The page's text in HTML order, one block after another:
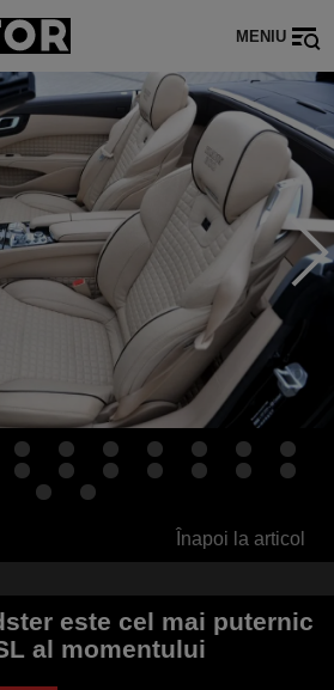
MENIU
Înapoi la articol
este cel mai puternic
al momentului